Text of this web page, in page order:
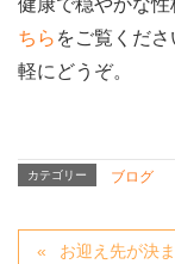
ちら をご覧くだ
軽にどうぞ。
カテゴリー ブログ
お迎え先が決